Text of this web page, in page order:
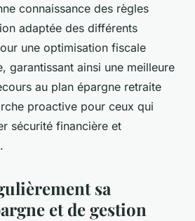
connaissance des règles
adaptée des différents
une optimisation fiscale
garantissant ainsi une meilleure
au plan épargne retraite
proactive pour ceux qui
sécurité financière et
sa
et de gestion